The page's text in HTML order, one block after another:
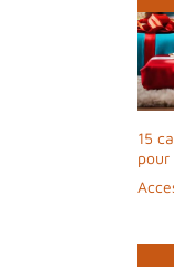
aux
15
pour